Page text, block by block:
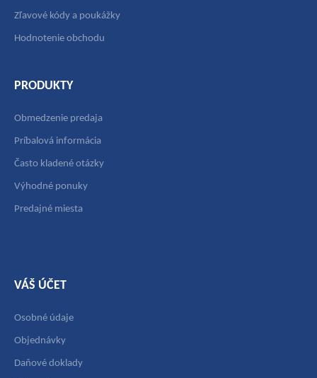
Zľavové kódy a poukážky
Hodnotenie obchodu
PRODUKTY
Obmedzenie predaja
Príbalová informácia
Často kladené otázky
Výhodné ponuky
Predajné miesta
VÁŠ ÚČET
Osobné údaje
Objednávky
Daňové doklady